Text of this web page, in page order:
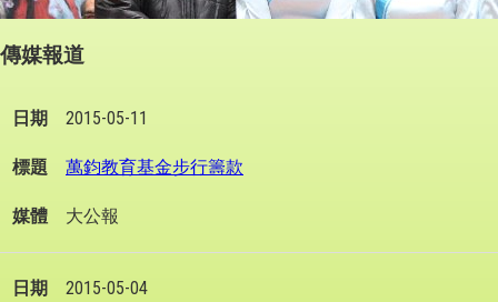
傳媒報道
日標
媒2015-05-11
萬鈞教育基金步行籌款
大公報
2015-05-04